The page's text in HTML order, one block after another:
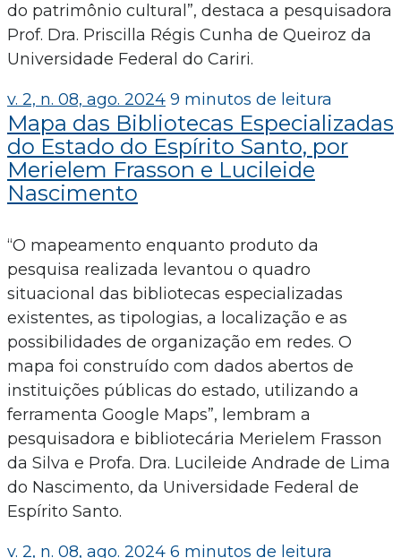
do patrimônio cultural”, destaca a pesquisadora
Prof. Dra. Priscilla Régis Cunha de Queiroz da
Universidade Federal do Cariri.
v. 2, n. 08, ago. 2024 9 minutos de leitura
Mapa das Bibliotecas Especializadas
do Estado do Espírito Santo, por
Merielem Frasson e Lucileide
Nascimento
“O mapeamento enquanto produto da
pesquisa realizada levantou o quadro
situacional das bibliotecas especializadas
existentes, as tipologias, a localização e as
possibilidades de organização em redes. O
mapa foi construído com dados abertos de
instituições públicas do estado, utilizando a
ferramenta Google Maps”, lembram a
pesquisadora e bibliotecária Merielem Frasson
da Silva e Profa. Dra. Lucileide Andrade de Lima
do Nascimento, da Universidade Federal de
Espírito Santo.
v. 2, n. 08, ago. 2024 6 minutos de leitura